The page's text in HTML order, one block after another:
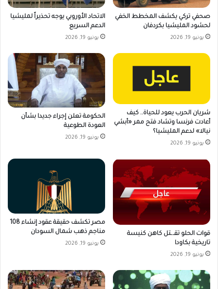
صحفي تركي يكشف المخطط الخفي
لحشود المليشيا بكردفان
يونيو 19, 2026
الاتحاد الأوروبي يوجه تحذيراً لمليشيا
الدعم السريع
يونيو 19, 2026
شريان الحرب يعود للحياة.. كيف
أعادت فرنسا وتشاد فتح ممر «أبشي
نيالا» لدعم المليشيا؟
يونيو 19, 2026
الحكومة تعلن إجراء جديدا بشأن
العودة الطوعية
يونيو 19, 2026
قوات الحلو تقـ.ـتل كاهن كنيسة
تاريخية بكاودا
يونيو 19, 2026
مصر تكشف حقيقة عقود إنشاء 108
مناجم ذهب شمال السودان
يونيو 19, 2026